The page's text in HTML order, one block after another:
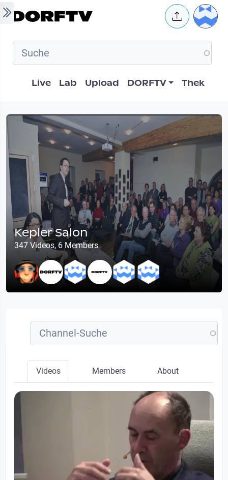
Skip to main content User
Hauptnavigation
Live Lab Upload DORFTV Thek
Kepler Salon
347 Videos, 6 Members
Videos Members About